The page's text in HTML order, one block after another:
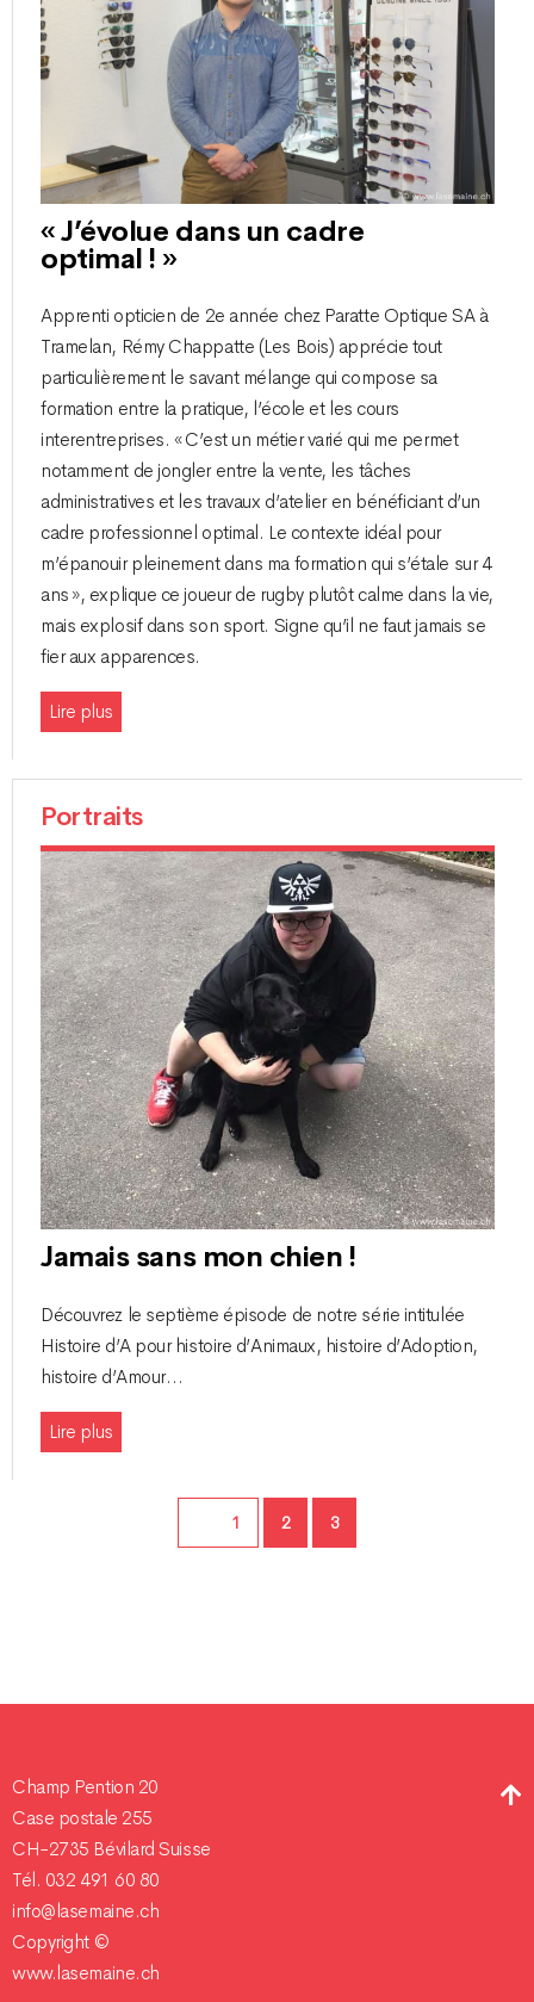
« J’évolue dans un cadre
optimal ! »
Apprenti opticien de 2e année chez Paratte Optique SA à
Tramelan, Rémy Chappatte (Les Bois) apprécie tout
particulièrement le savant mélange qui compose sa
formation entre la pratique, l’école et les cours
interentreprises. « C’est un métier varié qui me permet
notamment de jongler entre la vente, les tâches
administratives et les travaux d’atelier en bénéficiant d’un
cadre professionnel optimal. Le contexte idéal pour
m’épanouir pleinement dans ma formation qui s’étale sur 4
ans », explique ce joueur de rugby plutôt calme dans la vie,
mais explosif dans son sport. Signe qu’il ne faut jamais se
fier aux apparences.
Lire plus
Portraits
Jamais sans mon chien !
Découvrez le septième épisode de notre série intitulée
Histoire d’A pour histoire d’Animaux, histoire d’Adoption,
histoire d’Amour…
Lire plus
Page1 Page
2 Page
3
Champ Pention 20
Case postale 255
CH-2735 Bévilard Suisse
Tél. 032 491 60 80
info@lasemaine.ch
Copyright ©
www.lasemaine.ch